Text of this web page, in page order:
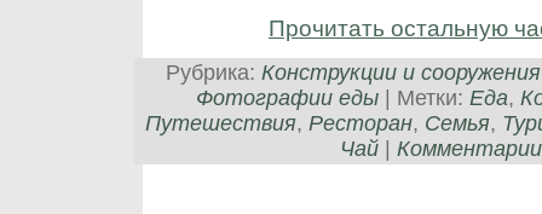
Прочитать остальную
Рубрика: Конструкции и сооружения
Фотографии еды| Метки: Еда,
Путешествия, Ресторан, Семья,
Чай|